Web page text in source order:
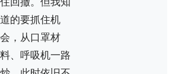
道的要抓住机
会，从口罩材
料、呼吸机一路